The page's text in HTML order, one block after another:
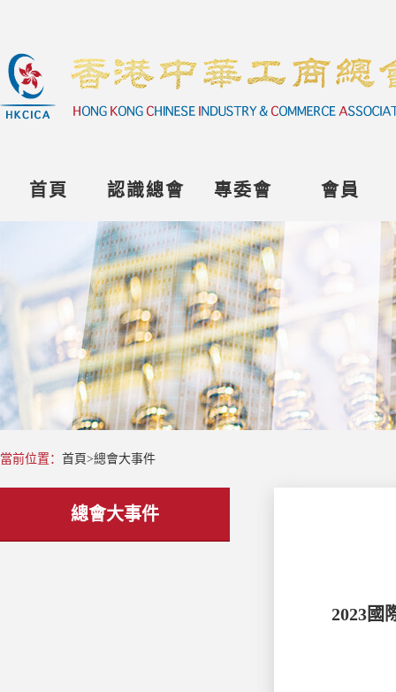
首頁 認識總會 專委會 會員
當前位置： 首頁>總會大事件
總會大事件
2023國